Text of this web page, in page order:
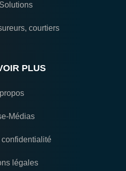
courtiers
PLUS
Médias
légales